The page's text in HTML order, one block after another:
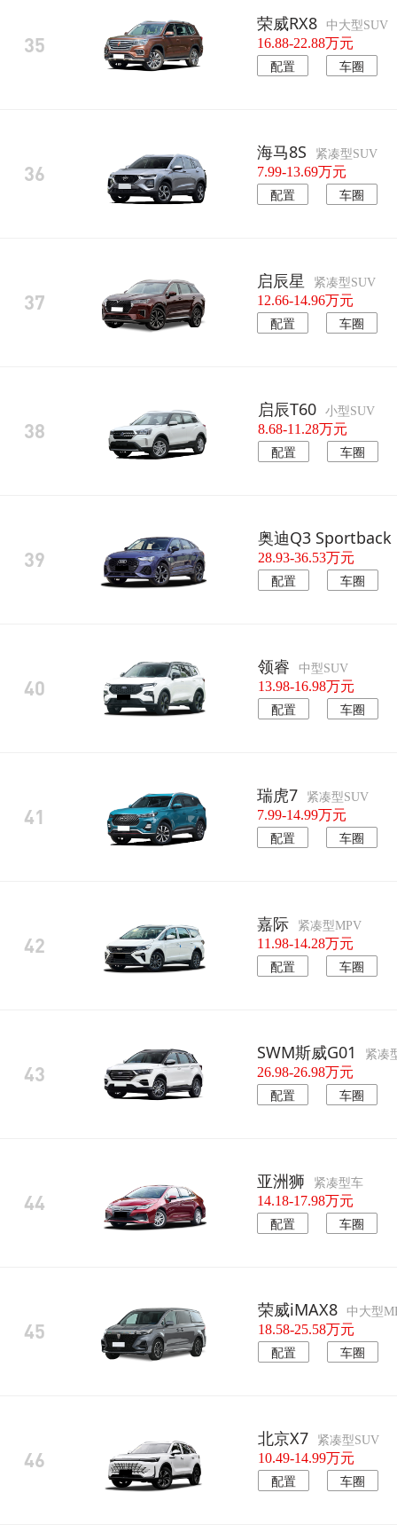
35
荣威RX8 中大型SUV
16.88-22.88万元
配置 车圈
36
海马8S 紧凑型SUV
7.99-13.69万元
配置 车圈
37
启辰星 紧凑型SUV
12.66-14.96万元
配置 车圈
38
启辰T60 小型SUV
8.68-11.28万元
配置 车圈
39
奥迪Q3 Sportback
28.93-36.53万元
配置 车圈
40
领睿 中型SUV
13.98-16.98万元
配置 车圈
41
瑞虎7 紧凑型SUV
7.99-14.99万元
配置 车圈
42
嘉际 紧凑型MPV
11.98-14.28万元
配置 车圈
43
SWM斯威G01 紧凑
26.98-26.98万元
配置 车圈
44
亚洲狮 紧凑型车
14.18-17.98万元
配置 车圈
45
荣威iMAX8 中大型
18.58-25.58万元
配置 车圈
46
北京X7 紧凑型SUV
10.49-14.99万元
配置 车圈